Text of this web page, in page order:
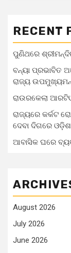
RECENT
ପୁଣିଥରେ
ବନ୍ୟା ପ୍ରଭାବିତ
ରାଜ୍ୟ
ରାଉରକେଲା
ରାଜ୍ୟରେ କର୍କଟ
ଦେବା ଦିଗରେ
ଆବାସିକ ଘରେ
August 2026
July 2026
June 2026